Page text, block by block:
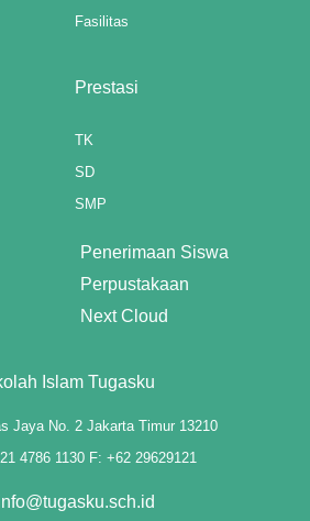
Fasilitas
Prestasi
TK
SD
SMP
Penerimaan Siswa
Perpustakaan
Next Cloud
Islam Tugasku
Jaya No. 2 Jakarta Timur 13210
4786 1130 F: +62 29629121